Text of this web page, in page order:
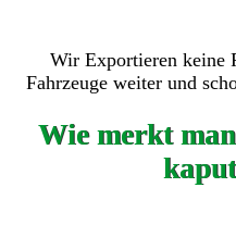
Wir Exportieren keine
Fahrzeuge weiter und
Wie merkt